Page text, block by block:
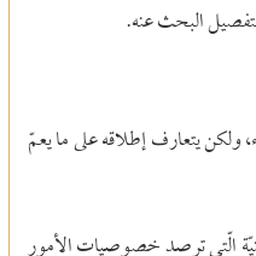
البحث عنه.
ولكن يتعارف إطلاقه على ما يعمّ